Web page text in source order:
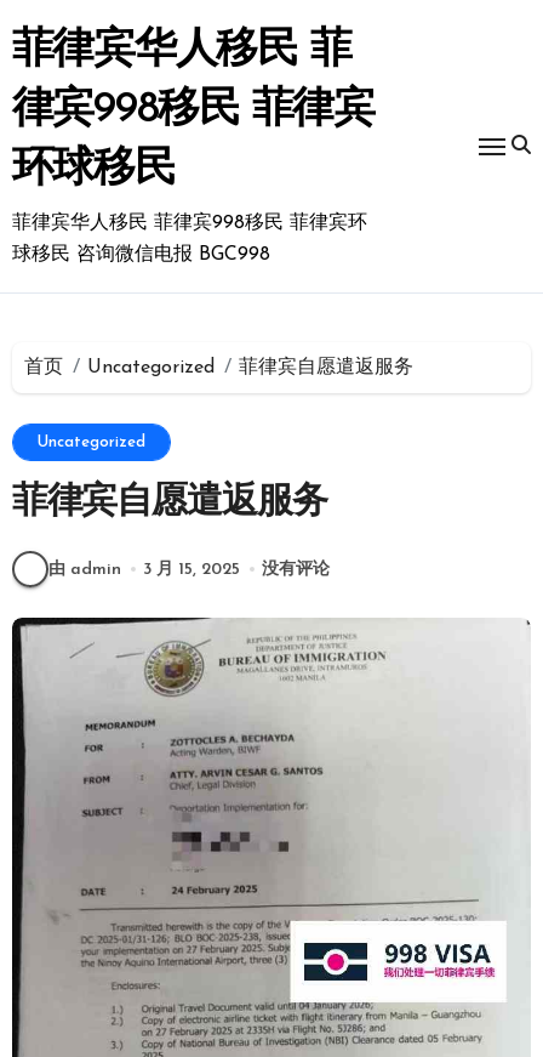
转
到
内
容
菲律宾华人移民 菲
律宾998移民 菲律宾
环球移民
菲律宾华人移民 菲律宾998移民 菲律宾环
球移民 咨询微信电报 BGC998
首页 Uncategorized 菲律宾自愿遣返服务
Uncategorized
菲律宾自愿遣返服务
由 admin 3 月 15, 2025 没有评论